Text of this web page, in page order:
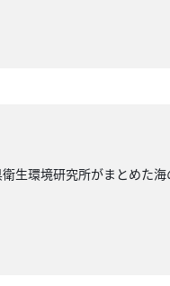
生環境研究所がまとめた